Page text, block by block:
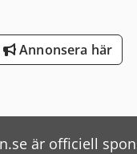
Annonsera här
är officiell